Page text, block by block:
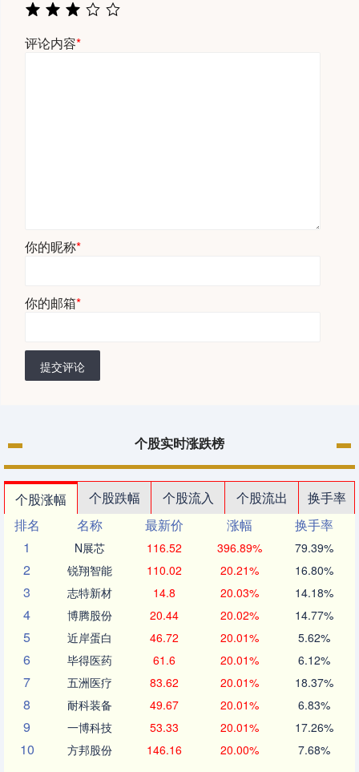
评论内容*
你的昵称*
你的邮箱*
提交评论
个股实时涨跌榜
个股涨幅 个股跌幅 个股流入 个股流出
换手率
排名
名称 最新价 涨幅
换手率
1
N展芯 116.52 396.89% 79.39%
2 锐翔智能 110.02 20.21% 16.80%
3 志特新材 14.8 20.03% 14.18%
4 博腾股份 20.44 20.02% 14.77%
5 近岸蛋白 46.72 20.01% 5.62%
6 毕得医药 61.6 20.01% 6.12%
7 五洲医疗 83.62 20.01% 18.37%
8 耐科装备 49.67 20.01% 6.83%
9 一博科技 53.33 20.01% 17.26%
10 方邦股份 146.16 20.00% 7.68%